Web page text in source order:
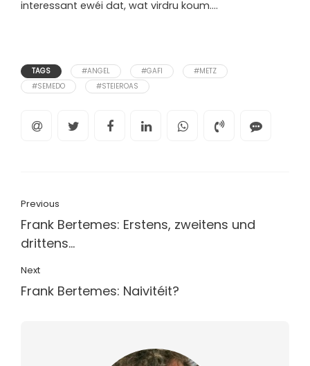
interessant ewéi dat, wat virdru koum….
TAGS #ANGEL #GAFI
#METZ
#SEMEDO
#STEIEROAS
Previous
Frank Bertemes: Erstens, zweitens und
drittens…
Next
Frank Bertemes: Naivitéit?